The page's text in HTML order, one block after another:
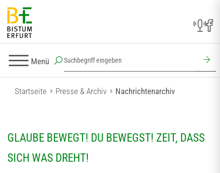
Menü
Startseite Presse & Archiv Nachrichtenarchiv
GLAUBE BEWEGT! DU BEWEGST! ZEIT, DASS
SICH WAS DREHT!